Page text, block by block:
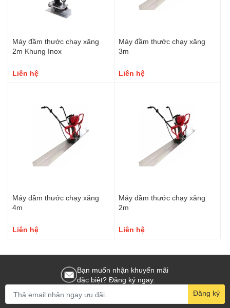
Máy đầm thước chạy xăng
2m Khung Inox
Liên hệ
Máy đầm thước chạy xăng
3m
Liên hệ
Máy đầm thước chạy xăng
4m
Liên hệ
Máy đầm thước chạy xăng
2m
Liên hệ
Bạn muốn nhận khuyến mãi
đặc biệt? Đăng ký ngay.
Đăng ký